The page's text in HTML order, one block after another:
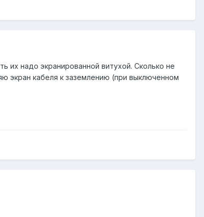
их надо экранированной витухой. Сколько не
экран кабеля к заземлению (при выключенном